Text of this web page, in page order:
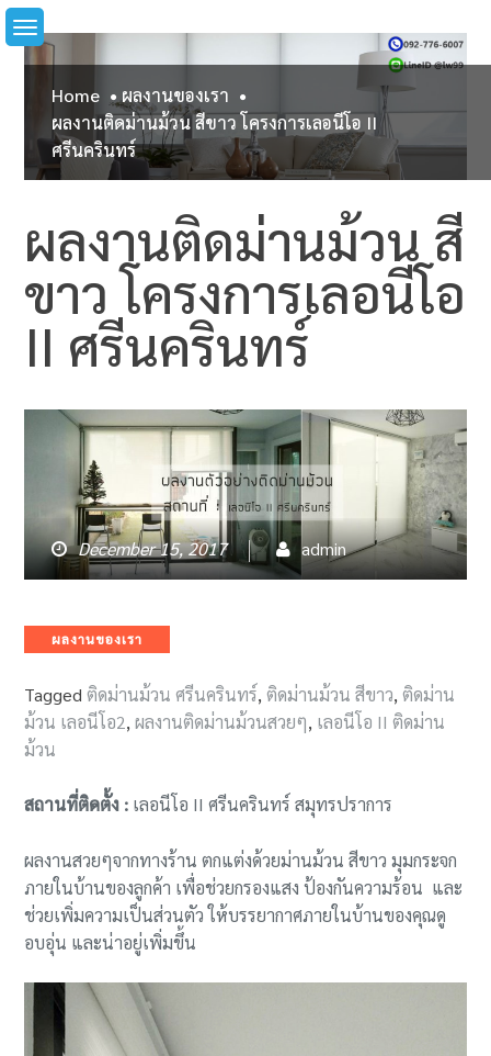
Skip
to
content
Home
ผลงานของเรา
ผลงานติดม่านม้วน สีขาว โครงการเลอนีโอ II
ศรีนครินทร์
ผลงานติดม่านม้วน สี
ขาว โครงการเลอนีโอ
II ศรีนครินทร์
December 15, 2017 admin
Categories
ผลงานของเรา
Taggedติดม่านม้วน ศรีนครินทร์,ติดม่านม้วน สีขาว,ติดม่าน
ม้วน เลอนีโอ2,ผลงานติดม่านม้วนสวยๆ, เลอนีโอ II ติดม่าน
ม้วน
สถานที่ติดตั้ง : เลอนีโอ II ศรีนครินทร์ สมุทรปราการ
ผลงานสวยๆจากทางร้าน ตกแต่งด้วยม่านม้วน สีขาว มุมกระจก
ภายในบ้านของลูกค้า เพื่อช่วยกรองแสง ป้องกันความร้อน และ
ช่วยเพิ่มความเป็นส่วนตัว ให้บรรยากาศภายในบ้านของคุณดู
อบอุ่น และน่าอยู่เพิ่มขึ้น